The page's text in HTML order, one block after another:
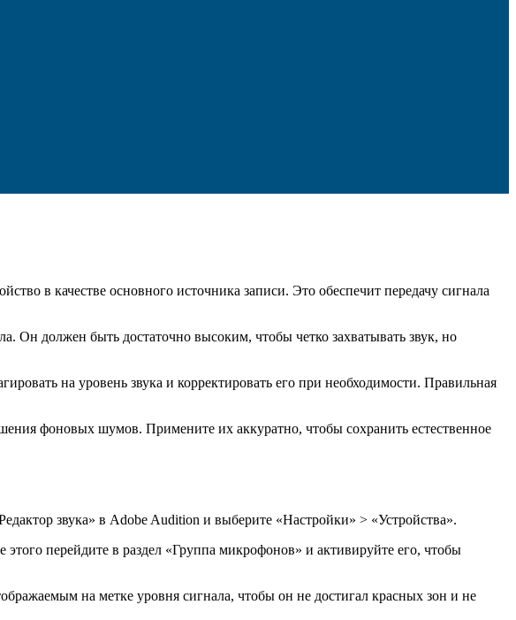
в качестве основного источника записи. Это обеспечит передачу сигнала
Он должен быть достаточно высоким, чтобы четко захватывать звук, но
на уровень звука и корректировать его при необходимости. Правильная
фоновых шумов. Примените их аккуратно, чтобы сохранить естественное
звука» в Adobe Audition и выберите «Настройки» > «Устройства».
перейдите в раздел «Группа микрофонов» и активируйте его, чтобы
на метке уровня сигнала, чтобы он не достигал красных зон и не